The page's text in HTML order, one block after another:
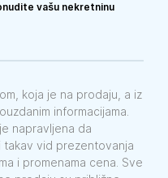
vašu nekretninu
koja je na prodaju, a iz
informacijama.
napravljena da
vid prezentovanja
i promenama cena. Sve